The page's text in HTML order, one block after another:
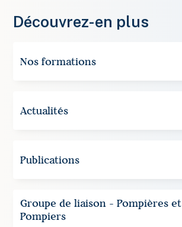
Découvrez-en plus
Nos formations
Actualités
Publications
Groupe de liaison - Pompières et
Pompiers